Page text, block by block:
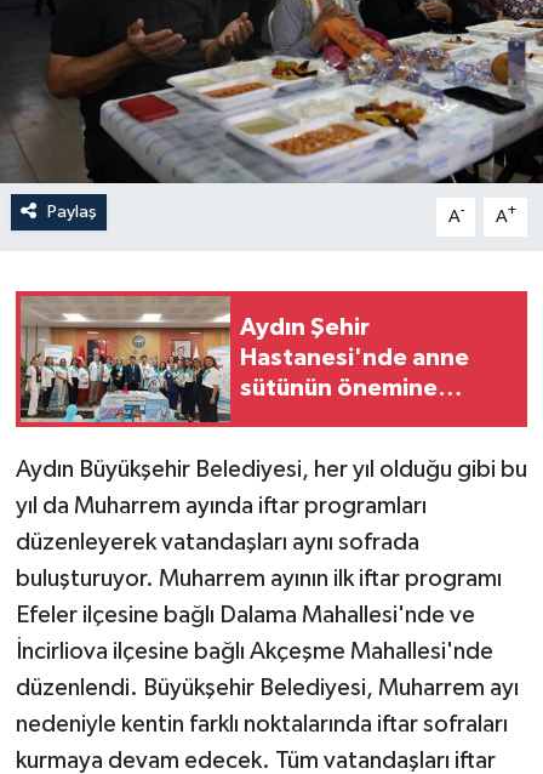
Paylaş A- A+
Aydın Şehir
Hastanesi'nde anne
sütünün önemine
Aydın Büyükşehir Belediyesi, her yıl olduğu gibi bu
yıl da Muharrem ayında iftar programları
düzenleyerek vatandaşları aynı sofrada
buluşturuyor. Muharrem ayının ilk iftar programı
Efeler ilçesine bağlı Dalama Mahallesi'nde ve
İncirliova ilçesine bağlı Akçeşme Mahallesi'nde
düzenlendi. Büyükşehir Belediyesi, Muharrem ayı
nedeniyle kentin farklı noktalarında iftar sofraları
kurmaya devam edecek. Tüm vatandaşları iftar